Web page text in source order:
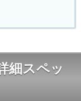
細スペッ